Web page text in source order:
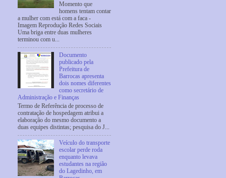
Momento que
homens tentam contar
a mulher com está com a faca -
Imagem Reprodução Redes Sociais
Uma briga entre duas mulheres
terminou com u...
Documento
publicado pela
Prefeitura de
Barrocas apresenta
dois nomes diferentes
como secretário de
Administração e Finanças
Termo de Referência de processo de
contratação de hospedagem atribui a
elaboração do mesmo documento a
duas equipes distintas; pesquisa do J...
Veículo do transporte
escolar perde roda
enquanto levava
estudantes na região
do Lagedinho, em